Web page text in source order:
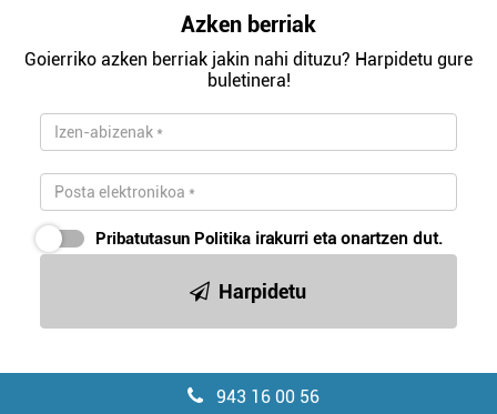
Azken berriak
Goierriko azken berriak jakin nahi dituzu? Harpidetu gure
buletinera!
Pribatutasun Politika irakurri eta onartzen dut.
Harpidetu
943 16 00 56